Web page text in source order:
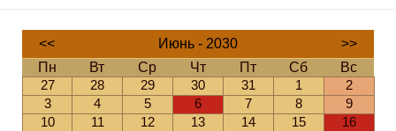
<< Июнь - 2030
>>
Пн
Вт Ср Чт Пт Сб
Вс
27
28 29 30 31 1
2
3
4 5 6 7 8
9
10
11 12 13 14 15
16